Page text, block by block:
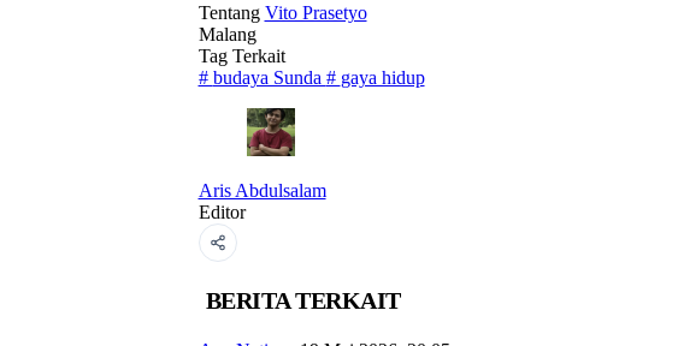
Tentang Vito Prasetyo
Malang
Tag Terkait
# budaya Sunda # gaya hidup
Aris Abdulsalam
Editor
BERITA TERKAIT